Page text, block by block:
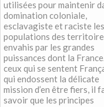
utilisées pour maintenir
domination coloniale,
esclavagiste et raciste les
populations des
envahis par les grandes
puissances dont la
ceux qui se sentent
qui endossent la délicate
mission d’en être fiers, il
savoir que les principes